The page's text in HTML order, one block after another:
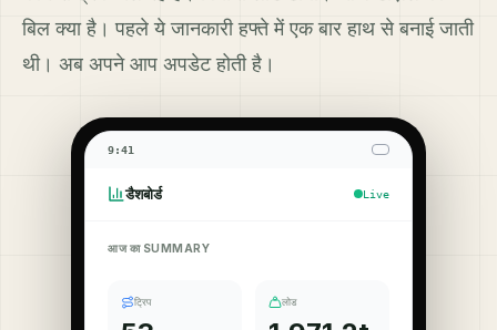
बिल क्या है। पहले ये जानकारी हफ्ते में एक बार हाथ से बनाई जाती
थी। अब अपने आप अपडेट होती है।
9:41
डैशबोर्ड Live
आज का SUMMARY
ट्रिप लोड